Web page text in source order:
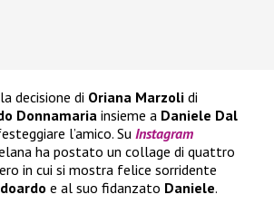
decisione di Oriana Marzoli di
Donnamaria insieme a Daniele Dal
l’amico. Su Instagram
ha postato un collage di quattro
in cui si mostra felice sorridente
e al suo fidanzato Daniele.